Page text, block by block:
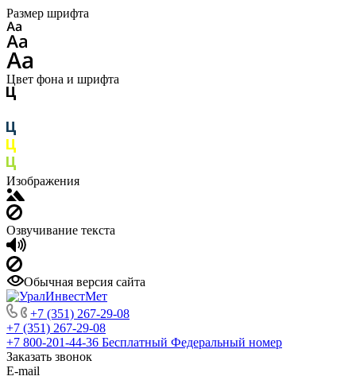
Размер шрифта
Цвет фона и шрифта
Изображения
Озвучивание текста
Обычная версия сайта
+7 (351) 267-29-08
+7 (351) 267-29-08
+7 800-201-44-36 Бесплатный Федеральный номер
Заказать звонок
E-mail